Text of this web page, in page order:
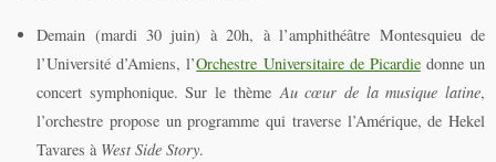
Demain (mardi 30 juin) à 20h, à l’amphithéâtre Montesquieu de
l’Université d’Amiens, l’Orchestre Universitaire de Picardiedonne un
concert symphonique. Sur le thèmeAu cœur de la musique latine,
l’orchestre propose un programme qui traverse l’Amérique, de Hekel
Tavares à West Side Story.